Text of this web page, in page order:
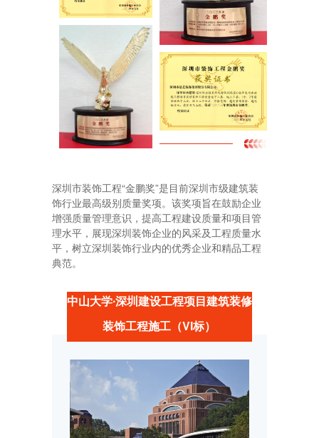
深圳市装饰工程“金鹏奖”是目前深圳市级建筑装
饰行业最高级别质量奖项。该奖项旨在鼓励企业
增强质量管理意识，提高工程建设质量和项目管
理水平，展现深圳装饰企业的风采及工程质量水
平，树立深圳装饰行业内的优秀企业和精品工程
典范。
中山大学∙深圳建设工程项目建筑装修
装饰工程施工（VI标）